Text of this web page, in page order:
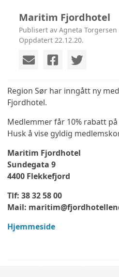
Maritim Fjordhotel
Publisert av Agneta Torgersen
Oppdatert 22.12.20.
Region Sør har inngått ny
Fjordhotel.
Medlemmer får 10% rabatt
Husk å vise gyldig
Maritim Fjordhotel
Sundegata 9
4400 Flekkefjord
Tlf: 38 32 58 00
Mail:
Hjemmeside